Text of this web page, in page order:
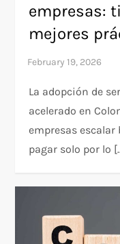
empresas:
mejores
La adopción de
acelerado en
empresas escalar
pagar solo por lo